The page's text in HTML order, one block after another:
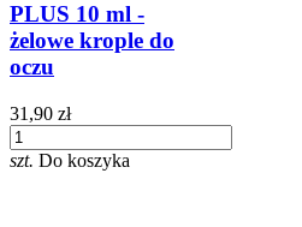
PLUS 10 ml -
żelowe krople do
oczu
31,90 zł
szt. Do koszyka